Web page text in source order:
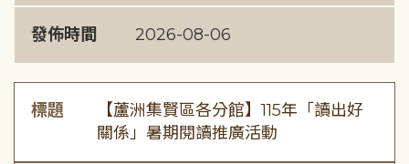
發佈時間 2026-08-06
標題
【蘆洲集賢區各分館】115年「讀出好
關係」暑期閱讀推廣活動